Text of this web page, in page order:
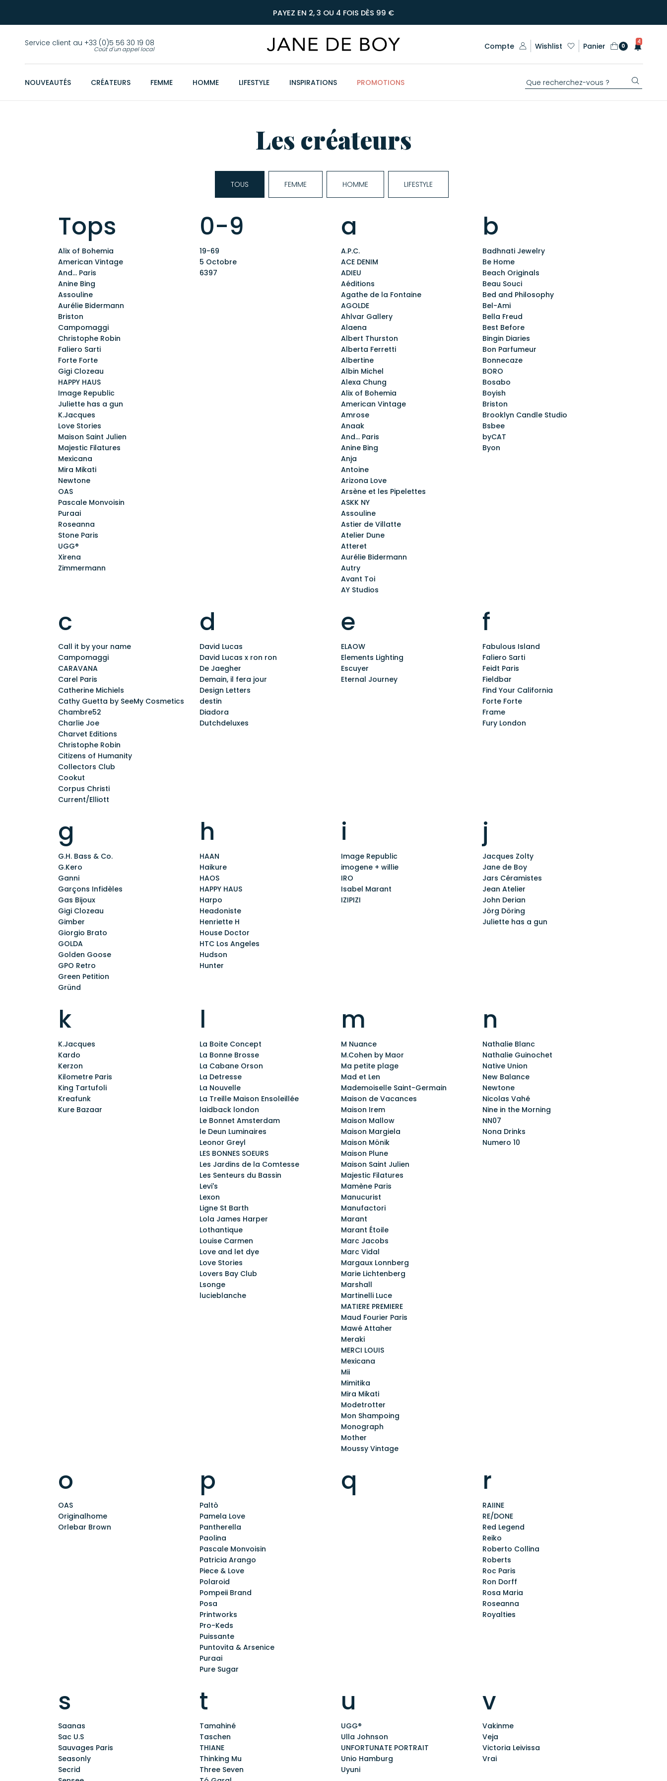
PAYEZ EN 2, 3 OU 4 FOIS DÈS 99 €
Service client au +33 (0)5 56 30 19 08
Coût d'un appel local Compte Wishlist Panier 0
4
NOUVEAUTÉS CRÉATEURS FEMME HOMME LIFESTYLE INSPIRATIONS PROMOTIONS
Les créateurs
TOUS FEMME HOMME LIFESTYLE
Tops
Alix of Bohemia
American Vintage
And... Paris
Anine Bing
Assouline
Aurélie Bidermann
Briston
Campomaggi
Christophe Robin
Faliero Sarti
Forte Forte
Gigi Clozeau
HAPPY HAUS
Image Republic
Juliette has a gun
K.Jacques
Love Stories
Maison Saint Julien
Majestic Filatures
Mexicana
Mira Mikati
Newtone
OAS
Pascale Monvoisin
Puraai
Roseanna
Stone Paris
UGG®
Xirena
Zimmermann
0-9
19-69
5 Octobre
6397
a
A.P.C.
ACE DENIM
ADIEU
Aéditions
Agathe de la Fontaine
AGOLDE
Ahlvar Gallery
Alaena
Albert Thurston
Alberta Ferretti
Albertine
Albin Michel
Alexa Chung
Alix of Bohemia
American Vintage
Amrose
Anaak
And... Paris
Anine Bing
Anja
Antoine
Arizona Love
Arsène et les Pipelettes
ASKK NY
Assouline
Astier de Villatte
Atelier Dune
Atteret
Aurélie Bidermann
Autry
Avant Toi
AY Studios
b
Badhnati Jewelry
Be Home
Beach Originals
Beau Souci
Bed and Philosophy
Bel-Ami
Bella Freud
Best Before
Bingin Diaries
Bon Parfumeur
Bonnecaze
BORO
Bosabo
Boyish
Briston
Brooklyn Candle Studio
Bsbee
byCAT
Byon
c
Call it by your name
Campomaggi
CARAVANA
Carel Paris
Catherine Michiels
Cathy Guetta by SeeMy Cosmetics
Chambre52
Charlie Joe
Charvet Editions
Christophe Robin
Citizens of Humanity
Collectors Club
Cookut
Corpus Christi
Current/Elliott
d
David Lucas
David Lucas x ron ron
De Jaegher
Demain, il fera jour
Design Letters
destin
Diadora
Dutchdeluxes
e
ELAOW
Elements Lighting
Escuyer
Eternal Journey
f
Fabulous Island
Faliero Sarti
Feidt Paris
Fieldbar
Find Your California
Forte Forte
Frame
Fury London
g
G.H. Bass & Co.
G.Kero
Ganni
Garçons Infidèles
Gas Bijoux
Gigi Clozeau
Gimber
Giorgio Brato
GOLDA
Golden Goose
GPO Retro
Green Petition
Gründ
h
HAAN
Haikure
HAOS
HAPPY HAUS
Harpo
Headoniste
Henriette H
House Doctor
HTC Los Angeles
Hudson
Hunter
i
Image Republic
imogene + willie
IRO
Isabel Marant
IZIPIZI
j
Jacques Zolty
Jane de Boy
Jars Céramistes
Jean Atelier
John Derian
Jörg Döring
Juliette has a gun
k
K.Jacques
Kardo
Kerzon
Kilometre Paris
King Tartufoli
Kreafunk
Kure Bazaar
l
La Boite Concept
La Bonne Brosse
La Cabane Orson
La Detresse
La Nouvelle
La Treille Maison Ensoleillée
laidback london
Le Bonnet Amsterdam
le Deun Luminaires
Leonor Greyl
LES BONNES SOEURS
Les Jardins de la Comtesse
Les Senteurs du Bassin
Levi's
Lexon
Ligne St Barth
Lola James Harper
Lothantique
Louise Carmen
Love and let dye
Love Stories
Lovers Bay Club
Lsonge
lucieblanche
m
M Nuance
M.Cohen by Maor
Ma petite plage
Mad et Len
Mademoiselle Saint-Germain
Maison de Vacances
Maison Irem
Maison Mallow
Maison Margiela
Maison Mönik
Maison Plune
Maison Saint Julien
Majestic Filatures
Mamène Paris
Manucurist
Manufactori
Marant
Marant Étoile
Marc Jacobs
Marc Vidal
Margaux Lonnberg
Marie Lichtenberg
Marshall
Martinelli Luce
MATIERE PREMIERE
Maud Fourier Paris
Mawé Attaher
Meraki
MERCI LOUIS
Mexicana
Mii
Mimitika
Mira Mikati
Modetrotter
Mon Shampoing
Monograph
Mother
Moussy Vintage
n
Nathalie Blanc
Nathalie Guinochet
Native Union
New Balance
Newtone
Nicolas Vahé
Nine in the Morning
NN07
Nona Drinks
Numero 10
o
OAS
Originalhome
Orlebar Brown
p
Paltò
Pamela Love
Pantherella
Paolina
Pascale Monvoisin
Patricia Arango
Piece & Love
Polaroid
Pompeii Brand
Posa
Printworks
Pro-Keds
Puissante
Puntovita & Arsenice
Puraai
Pure Sugar
q r
RAIINE
RE/DONE
Red Legend
Reiko
Roberto Collina
Roberts
Roc Paris
Ron Dorff
Rosa Maria
Roseanna
Royalties
s
Saanas
Sac U.S
Sauvages Paris
Seasonly
Secrid
t
Tamahiné
Taschen
THIANE
Thinking Mu
Three Seven
u
UGG®
Ulla Johnson
UNFORTUNATE PORTRAIT
Unio Hamburg
Uyuni
v
Vakinme
Veja
Victoria Leivissa
Vrai